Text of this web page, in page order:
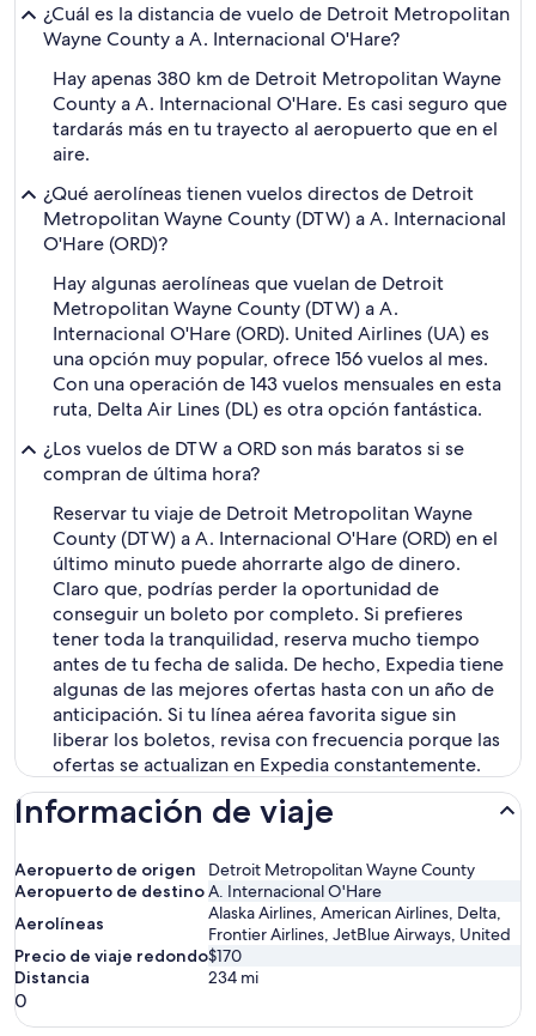
¿Cuál es la distancia de vuelo de Detroit Metropolitan
Wayne County a A. Internacional O'Hare?
Hay apenas 380 km de Detroit Metropolitan Wayne
County a A. Internacional O'Hare. Es casi seguro que
tardarás más en tu trayecto al aeropuerto que en el
aire.
¿Qué aerolíneas tienen vuelos directos de Detroit
Metropolitan Wayne County (DTW) a A. Internacional
O'Hare (ORD)?
Hay algunas aerolíneas que vuelan de Detroit
Metropolitan Wayne County (DTW) a A.
Internacional O'Hare (ORD). United Airlines (UA) es
una opción muy popular, ofrece 156 vuelos al mes.
Con una operación de 143 vuelos mensuales en esta
ruta, Delta Air Lines (DL) es otra opción fantástica.
¿Los vuelos de DTW a ORD son más baratos si se
compran de última hora?
Reservar tu viaje de Detroit Metropolitan Wayne
County (DTW) a A. Internacional O'Hare (ORD) en el
último minuto puede ahorrarte algo de dinero.
Claro que, podrías perder la oportunidad de
conseguir un boleto por completo. Si prefieres
tener toda la tranquilidad, reserva mucho tiempo
antes de tu fecha de salida. De hecho, Expedia tiene
algunas de las mejores ofertas hasta con un año de
anticipación. Si tu línea aérea favorita sigue sin
liberar los boletos, revisa con frecuencia porque las
ofertas se actualizan en Expedia constantemente.
Información de viaje
Aeropuerto de origen
Detroit Metropolitan Wayne County
Aeropuerto de destinoA. Internacional O'Hare
Aerolíneas
Alaska Airlines, American Airlines, Delta,
Frontier Airlines, JetBlue Airways, United
Precio de viaje redondo$170
Distancia
234 mi
0